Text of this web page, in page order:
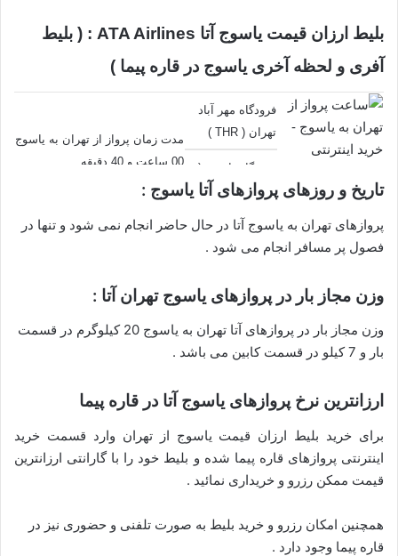
بلیط ارزان قیمت یاسوج آتا ATA Airlines : ( بلیط
آفری و لحظه آخری یاسوج در قاره پیما )
فرودگاه مهر آباد
تهران ( THR )
مدت زمان پرواز از تهران به یاسوج
00 ساعت و 40 دقیقه
فرودگاه یاسوج (
YES )
تاریخ و روزهای پروازهای آتا یاسوج :
پروازهای تهران به یاسوج آتا در حال حاضر انجام نمی شود و تنها در
فصول پر مسافر انجام می شود .
وزن مجاز بار در پروازهای یاسوج تهران آتا :
وزن مجاز بار در پروازهای آتا تهران به یاسوج 20 کیلوگرم در قسمت
بار و 7 کیلو در قسمت کابین می باشد .
ارزانترین نرخ پروازهای یاسوج آتا در قاره پیما
برای خرید بلیط ارزان قیمت یاسوج از تهران وارد قسمت خرید
اینترنتی پروازهای قاره پیما شده و بلیط خود را با گارانتی ارزانترین
قیمت ممکن رزرو و خریداری نمائید .
همچنین امکان رزرو و خرید بلیط به صورت تلفنی و حضوری نیز در
قاره پیما وجود دارد .